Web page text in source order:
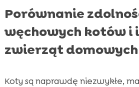
Porównanie
węchowych kotów i
zwierząt domowych
Koty są naprawdę niezwykłe,